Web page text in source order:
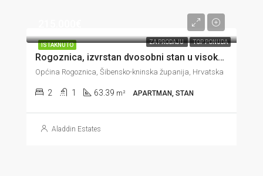
ISTAKNUTO ZA PRODAJU TOP PONUDA
Rogoznica, izvrstan dvosobni stan u visokom prizemlju, 60 m od mora, 63 m2
Općina Rogoznica, Šibensko-kninska županija, Hrvatska
2 1 63.39 m² APARTMAN, STAN
Aladdin Estates